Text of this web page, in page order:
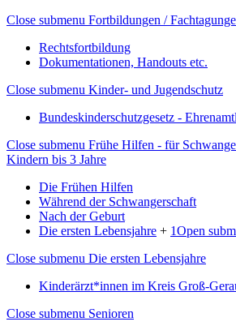
Close submenu Fortbildungen /
Rechtsfortbildung
Dokumentationen, Handouts etc.
Close submenu Kinder- und Jugendschutz
Bundeskinderschutzgesetz -
Close submenu Frühe Hilfen - für
Kindern bis 3 Jahre
Die Frühen Hilfen
Während der Schwangerschaft
Nach der Geburt
Die ersten Lebensjahre + 1Open
Close submenu Die ersten Lebensjahre
Kinderärzt*innen im Kreis Groß-
Close submenu Senioren